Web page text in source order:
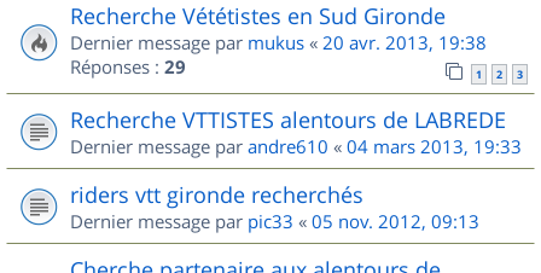
Recherche Vététistes en Sud Gironde
Dernier message par mukus « 20 avr. 2013, 19:38
Réponses : 29 1 2 3
Recherche VTTISTES alentours de LABREDE
Dernier message par andre610 « 04 mars 2013, 19:33
riders vtt gironde recherchés
Dernier message par pic33 « 05 nov. 2012, 09:13